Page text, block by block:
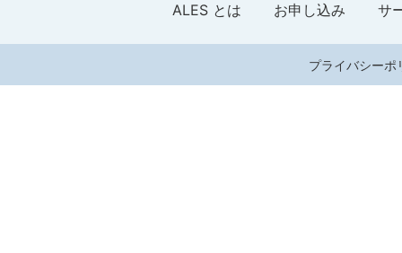
ALES とは お申し込み サ
プライバシーポ